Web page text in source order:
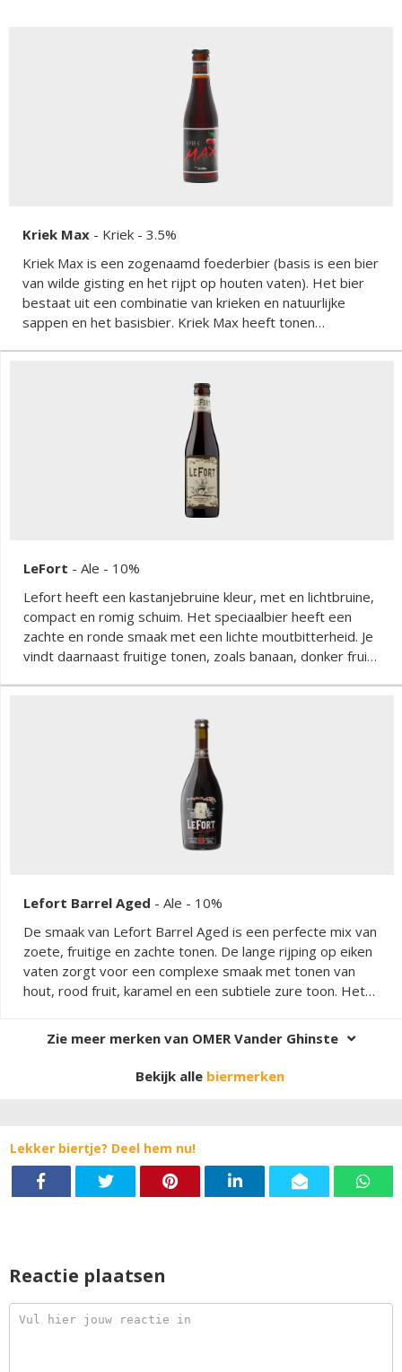
Kriek Max - Kriek - 3.5%
Kriek Max is een zogenaamd foederbier (basis is een bier
van wilde gisting en het rijpt op houten vaten). Het bier
bestaat uit een combinatie van krieken en natuurlijke
sappen en het basisbier. Kriek Max heeft tonen
geserveerd in zijn specifiek kelkvormige glas op een
LeFort - Ale - 10%
Lefort heeft een kastanjebruine kleur, met en lichtbruine,
compact en romig schuim. Het speciaalbier heeft een
zachte en ronde smaak met een lichte moutbitterheid. Je
vindt daarnaast fruitige tonen, zoals banaan, donker fruit
Lefort Barrel Aged - Ale - 10%
De smaak van Lefort Barrel Aged is een perfecte mix van
zoete, fruitige en zachte tonen. De lange rijping op eiken
vaten zorgt voor een complexe smaak met tonen van
hout, rood fruit, karamel en een subtiele zure toon. Het
Zie meer merken van OMER Vander Ghinste
Bekijk alle biermerken
Lekker biertje? Deel hem nu!
Reactie plaatsen